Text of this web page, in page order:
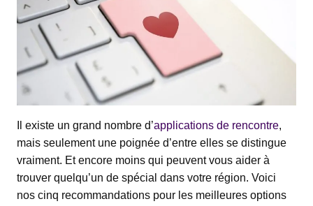
Il existe un grand nombre d’applications de rencontre,
mais seulement une poignée d’entre elles se distingue
vraiment. Et encore moins qui peuvent vous aider à
trouver quelqu’un de spécial dans votre région. Voici
nos cinq recommandations pour les meilleures options